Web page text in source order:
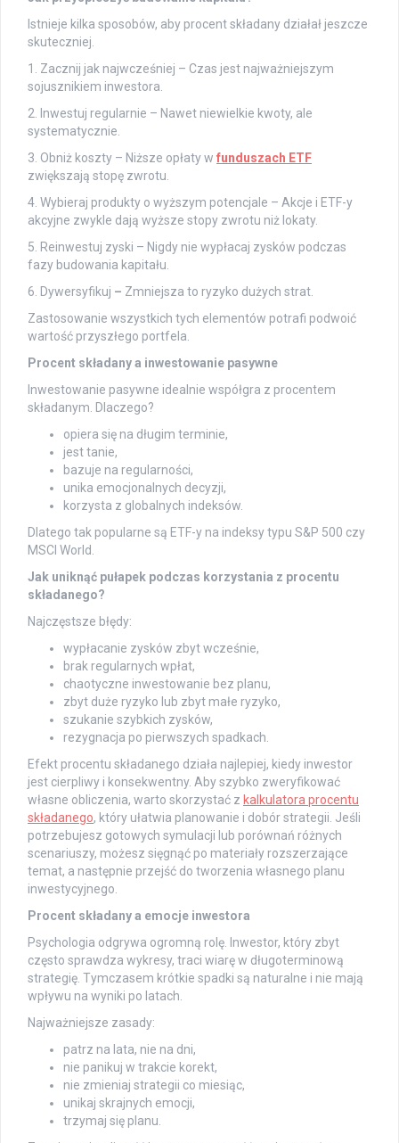
Istnieje kilka sposobów, aby procent składany działał jeszcze
skuteczniej.
1. Zacznij jak najwcześniej – Czas jest najważniejszym
sojusznikiem inwestora.
2. Inwestuj regularnie – Nawet niewielkie kwoty, ale
systematycznie.
3. Obniż koszty – Niższe opłaty w funduszach ETF
zwiększają stopę zwrotu.
4. Wybieraj produkty o wyższym potencjale – Akcje i ETF-y
akcyjne zwykle dają wyższe stopy zwrotu niż lokaty.
5. Reinwestuj zyski – Nigdy nie wypłacaj zysków podczas
fazy budowania kapitału.
6. Dywersyfikuj – Zmniejsza to ryzyko dużych strat.
Zastosowanie wszystkich tych elementów potrafi podwoić
wartość przyszłego portfela.
Procent składany a inwestowanie pasywne
Inwestowanie pasywne idealnie współgra z procentem
składanym. Dlaczego?
opiera się na długim terminie,
jest tanie,
bazuje na regularności,
unika emocjonalnych decyzji,
korzysta z globalnych indeksów.
Dlatego tak popularne są ETF-y na indeksy typu S&P 500 czy
MSCI World.
Jak uniknąć pułapek podczas korzystania z procentu
składanego?
Najczęstsze błędy:
wypłacanie zysków zbyt wcześnie,
brak regularnych wpłat,
chaotyczne inwestowanie bez planu,
zbyt duże ryzyko lub zbyt małe ryzyko,
szukanie szybkich zysków,
rezygnacja po pierwszych spadkach.
Efekt procentu składanego działa najlepiej, kiedy inwestor
jest cierpliwy i konsekwentny. Aby szybko zweryfikować
własne obliczenia, warto skorzystać z kalkulatora procentu
składanego, który ułatwia planowanie i dobór strategii. Jeśli
potrzebujesz gotowych symulacji lub porównań różnych
scenariuszy, możesz sięgnąć po materiały rozszerzające
temat, a następnie przejść do tworzenia własnego planu
inwestycyjnego.
Procent składany a emocje inwestora
Psychologia odgrywa ogromną rolę. Inwestor, który zbyt
często sprawdza wykresy, traci wiarę w długoterminową
strategię. Tymczasem krótkie spadki są naturalne i nie mają
wpływu na wyniki po latach.
Najważniejsze zasady:
patrz na lata, nie na dni,
nie panikuj w trakcie korekt,
nie zmieniaj strategii co miesiąc,
unikaj skrajnych emocji,
trzymaj się planu.